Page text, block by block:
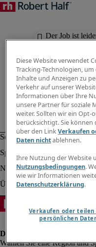
Der Job ist
Diese Website verwendet
Tracking-Technologien,
Inhalte und Anzeigen zu
Verkehr auf unserer
Informationen über Ihre
unsere Partner für soziale
weiter. Sollten wir ein Opt-
berücksichtigt. Sie
über den LinkVerkaufen
Daten nichtablehnen.
Ihre Nutzung der Website
Nutzungsbedingungen.
wie wir Informationen
Datenschutzerklärung.
Verkaufen oder teilen
persönlichen